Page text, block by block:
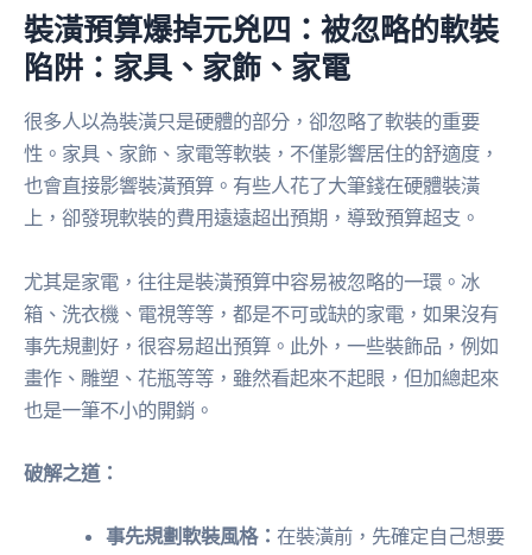
裝潢預算爆掉元兇四：被忽略的軟裝
陷阱：家具、家飾、家電
很多人以為裝潢只是硬體的部分，卻忽略了軟裝的重要
性。家具、家飾、家電等軟裝，不僅影響居住的舒適度，
也會直接影響裝潢預算。有些人花了大筆錢在硬體裝潢
上，卻發現軟裝的費用遠遠超出預期，導致預算超支。
尤其是家電，往往是裝潢預算中容易被忽略的一環。冰
箱、洗衣機、電視等等，都是不可或缺的家電，如果沒有
事先規劃好，很容易超出預算。此外，一些裝飾品，例如
畫作、雕塑、花瓶等等，雖然看起來不起眼，但加總起來
也是一筆不小的開銷。
破解之道：
事先規劃軟裝風格：在裝潢前，先確定自己想要